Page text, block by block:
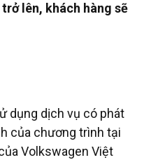
lên, khách hàng sẽ
dụng dịch vụ có phát
của chương trình tại
Volkswagen Việt